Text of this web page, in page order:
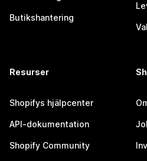
Butikshantering
Resurser
Shopifys hjälpcenter
API-dokumentation
Shopify Community